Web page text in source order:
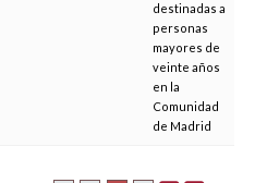
destinadas a
personas
mayores de
veinte años
en la
Comunidad
de Madrid